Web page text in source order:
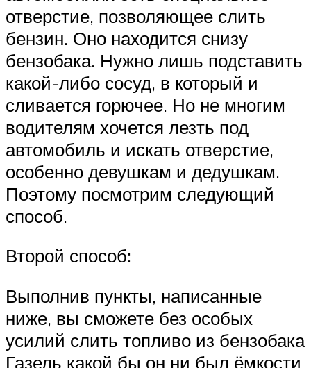
отверстие, позволяющее слить
бензин. Оно находится снизу
бензобака. Нужно лишь подставить
какой-либо сосуд, в который и
сливается горючее. Но не многим
водителям хочется лезть под
автомобиль и искать отверстие,
особенно девушкам и дедушкам.
Поэтому посмотрим следующий
способ.
Второй способ:
Выполнив пункты, написанные
ниже, вы сможете без особых
усилий слить топливо из бензобака
Газель какой бы он ни был ёмкости